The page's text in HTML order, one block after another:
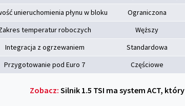
unieruchomienia płynu w bloku
Ograniczona
temperatur roboczych
Węższy
Integracja z ogrzewaniem
Standardowa
Przygotowanie pod Euro 7
Częściowe
Zobacz: Silnik 1.5 TSI ma system ACT,